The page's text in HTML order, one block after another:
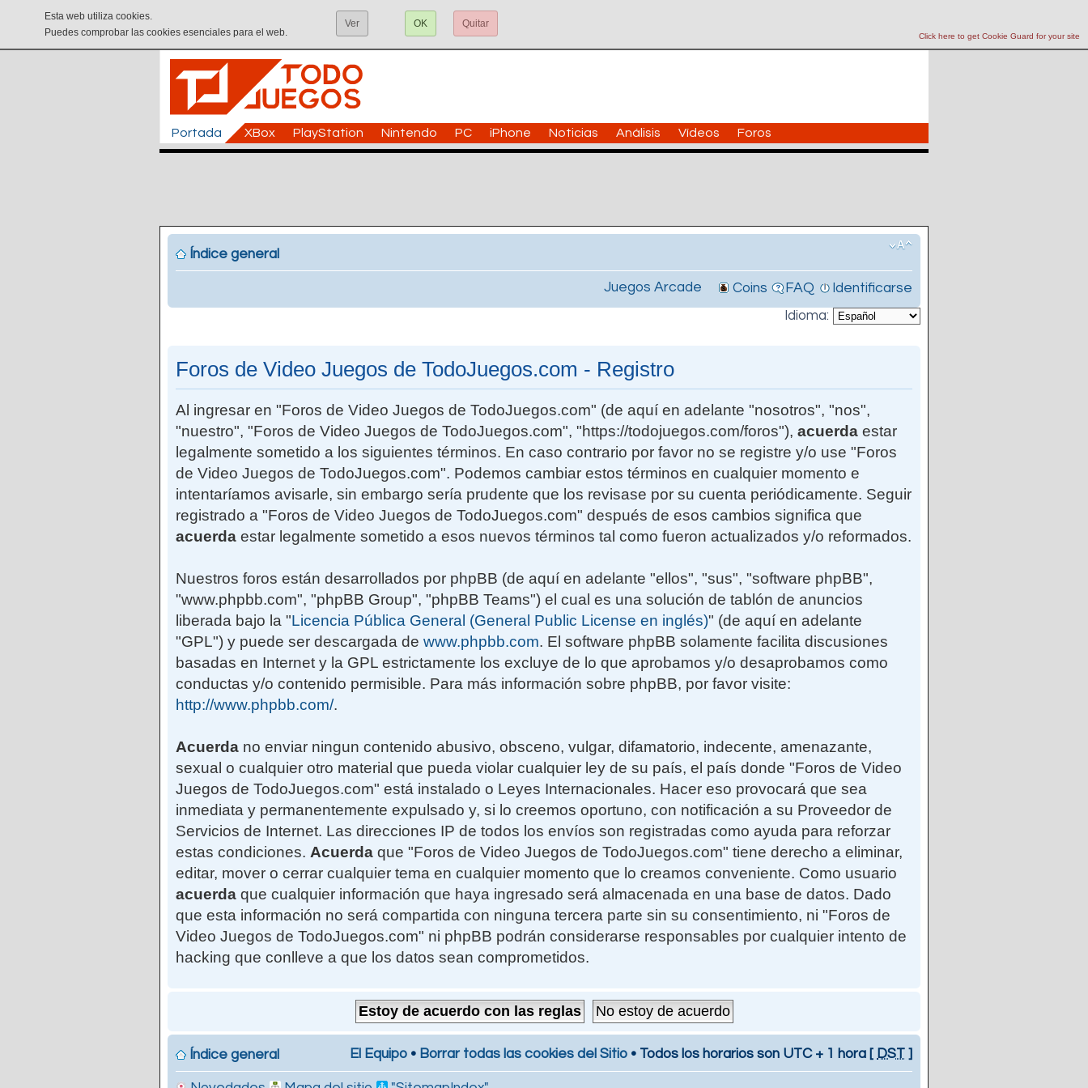
Click here to get Cookie Guard for your site
Esta web utiliza cookies.
Puedes comprobar las cookies esenciales para el web.
Ver OK Quitar
Portada XBox PlayStation Nintendo PC iPhone Noticias Análisis Vídeos Foros
Índice general
Juegos Arcade Coins FAQ
Identificarse
Idioma:
Foros de Video Juegos de TodoJuegos.com - Registro
Al ingresar en "Foros de Video Juegos de TodoJuegos.com" (de aquí en adelante "nosotros", "nos",
"nuestro", "Foros de Video Juegos de TodoJuegos.com", "https://todojuegos.com/foros"), acuerda estar
legalmente sometido a los siguientes términos. En caso contrario por favor no se registre y/o use "Foros
de Video Juegos de TodoJuegos.com". Podemos cambiar estos términos en cualquier momento e
intentaríamos avisarle, sin embargo sería prudente que los revisase por su cuenta periódicamente. Seguir
registrado a "Foros de Video Juegos de TodoJuegos.com" después de esos cambios significa que
acuerda estar legalmente sometido a esos nuevos términos tal como fueron actualizados y/o reformados.
Nuestros foros están desarrollados por phpBB (de aquí en adelante "ellos", "sus", "software phpBB",
"www.phpbb.com", "phpBB Group", "phpBB Teams") el cual es una solución de tablón de anuncios
liberada bajo la "Licencia Pública General (General Public License en inglés)" (de aquí en adelante
"GPL") y puede ser descargada de www.phpbb.com. El software phpBB solamente facilita discusiones
basadas en Internet y la GPL estrictamente los excluye de lo que aprobamos y/o desaprobamos como
conductas y/o contenido permisible. Para más información sobre phpBB, por favor visite:
http://www.phpbb.com/.
Acuerda no enviar ningun contenido abusivo, obsceno, vulgar, difamatorio, indecente, amenazante,
sexual o cualquier otro material que pueda violar cualquier ley de su país, el país donde "Foros de Video
Juegos de TodoJuegos.com" está instalado o Leyes Internacionales. Hacer eso provocará que sea
inmediata y permanentemente expulsado y, si lo creemos oportuno, con notificación a su Proveedor de
Servicios de Internet. Las direcciones IP de todos los envíos son registradas como ayuda para reforzar
estas condiciones. Acuerda que "Foros de Video Juegos de TodoJuegos.com" tiene derecho a eliminar,
editar, mover o cerrar cualquier tema en cualquier momento que lo creamos conveniente. Como usuario
acuerda que cualquier información que haya ingresado será almacenada en una base de datos. Dado
que esta información no será compartida con ninguna tercera parte sin su consentimiento, ni "Foros de
Video Juegos de TodoJuegos.com" ni phpBB podrán considerarse responsables por cualquier intento de
hacking que conlleve a que los datos sean comprometidos.
Índice general El Equipo • Borrar todas las cookies del Sitio • Todos los horarios son UTC + 1 hora [ DST ]